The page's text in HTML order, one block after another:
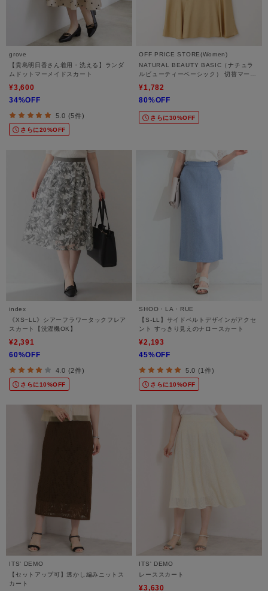
grove
【貴島明日香さん着用・洗える】ランダ
ムドットマーメイドスカート
¥3,600
34%OFF
5.0 (5件)
さらに20%OFF
OFF PRICE STORE(Women)
NATURAL BEAUTY BASIC（ナチュラ
ルビューティーベーシック） 切替マーメ
ス/カジュアル/デイリー/トレンド】
¥1,782
80%OFF
さらに30%OFF
index
《XS~LL》シアーフラワータックフレア
スカート【洗濯機OK】
¥2,391
60%OFF
4.0 (2件)
さらに10%OFF
SHOO・LA・RUE
【S-LL】サイドベルトデザインがアクセ
ント すっきり見えのナロースカート
¥2,193
45%OFF
5.0 (1件)
さらに10%OFF
ITS' DEMO
【セットアップ可】透かし編みニットス
カート
ITS' DEMO
レーススカート
¥3,630